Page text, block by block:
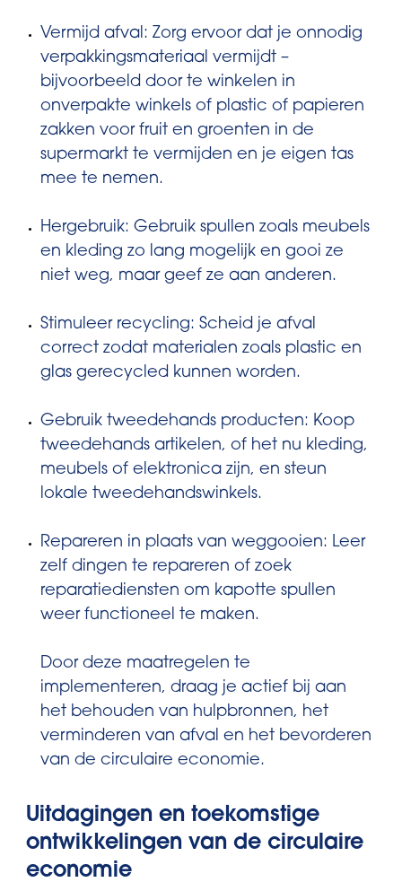
Vermijd afval: Zorg ervoor dat je onnodig
verpakkingsmateriaal vermijdt –
bijvoorbeeld door te winkelen in
onverpakte winkels of plastic of papieren
zakken voor fruit en groenten in de
supermarkt te vermijden en je eigen tas
mee te nemen.
Hergebruik: Gebruik spullen zoals meubels
en kleding zo lang mogelijk en gooi ze
niet weg, maar geef ze aan anderen.
Stimuleer recycling: Scheid je afval
correct zodat materialen zoals plastic en
glas gerecycled kunnen worden.
Gebruik tweedehands producten: Koop
tweedehands artikelen, of het nu kleding,
meubels of elektronica zijn, en steun
lokale tweedehandswinkels.
Repareren in plaats van weggooien: Leer
zelf dingen te repareren of zoek
reparatiediensten om kapotte spullen
weer functioneel te maken.
Door deze maatregelen te
implementeren, draag je actief bij aan
het behouden van hulpbronnen, het
verminderen van afval en het bevorderen
van de circulaire economie.
Uitdagingen en toekomstige
ontwikkelingen van de circulaire
economie